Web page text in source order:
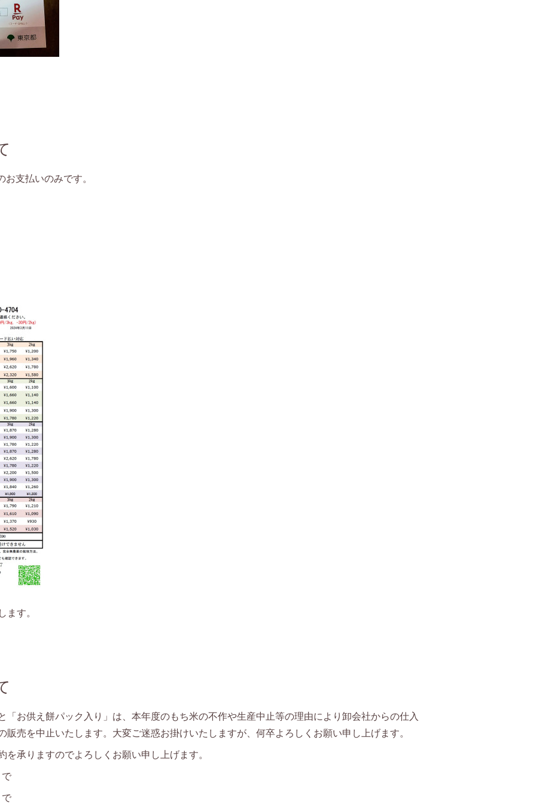
支払いのみです。
ます。
「お供え餅パック入り」は、本年度のもち米の不作や生産中止等の理由により卸会社からの仕入
売を中止いたします。大変ご迷惑お掛けいたしますが、何卒よろしくお願い申し上げます。
承りますのでよろしくお願い申し上げます。
で
で